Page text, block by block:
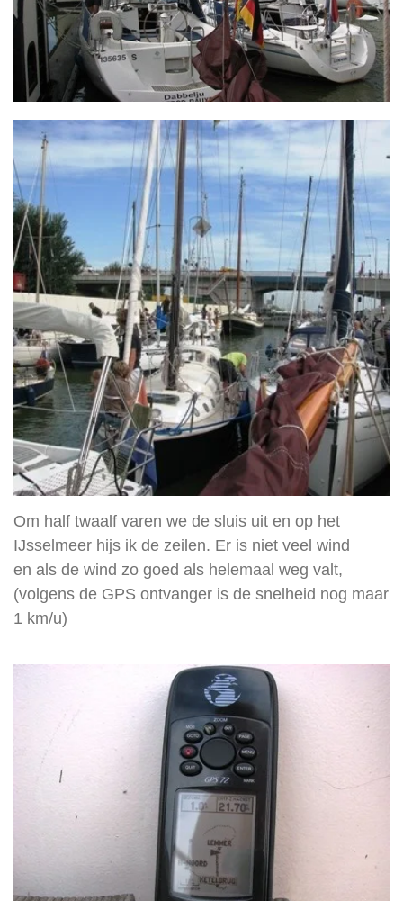
Om half twaalf varen we de sluis uit en op het
IJsselmeer hijs ik de zeilen. Er is niet veel wind
en als de wind zo goed als helemaal weg valt,
(volgens de GPS ontvanger is de snelheid nog maar
1 km/u)